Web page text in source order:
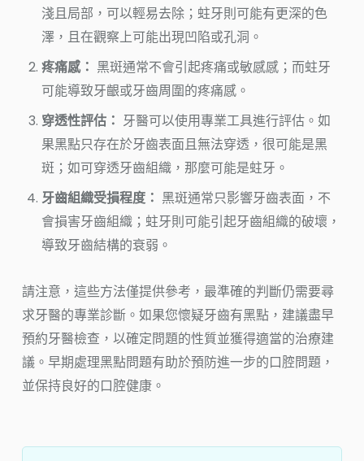
淺且局部，可以輕易去除；蛀牙則可能有更深的色
澤，且在觀察上可能出現凹陷或孔洞。
疼痛感： 黑斑通常不會引起疼痛或敏感感；而蛀牙
可能導致牙齦或牙齒周圍的疼痛感。
穿透性評估： 牙醫可以使用專業工具進行評估。如
果黑點只存在於牙齒表面且無法穿透，很可能是黑
斑；如可穿透牙齒組織，那麼可能是蛀牙。
牙齒組織受損程度： 黑斑通常只影響牙齒表面，不
會損害牙齒組織；蛀牙則可能引起牙齒組織的破壞，
導致牙齒結構的衰弱。
請注意，這些方法僅提供參考，最準確的判斷仍需要尋
求牙醫的專業診斷。如果您懷疑牙齒有黑點，建議盡早
預約牙醫檢查，以確定問題的性質並獲得適當的治療建
議。早期處理黑點問題有助於預防進一步的口腔問題，
並保持良好的口腔健康。